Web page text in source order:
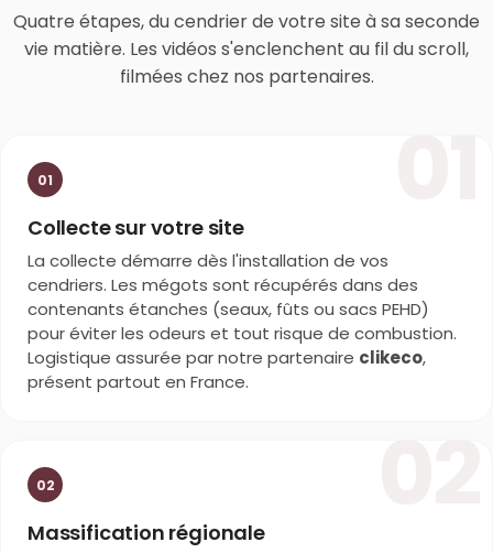
Quatre étapes, du cendrier de votre site à sa seconde
vie matière. Les vidéos s'enclenchent au fil du scroll,
filmées chez nos partenaires.
01
Collecte sur votre site
La collecte démarre dès l'installation de vos
cendriers. Les mégots sont récupérés dans des
contenants étanches (seaux, fûts ou sacs PEHD)
pour éviter les odeurs et tout risque de combustion.
Logistique assurée par notre partenaire clikeco,
présent partout en France.
02
Massification régionale